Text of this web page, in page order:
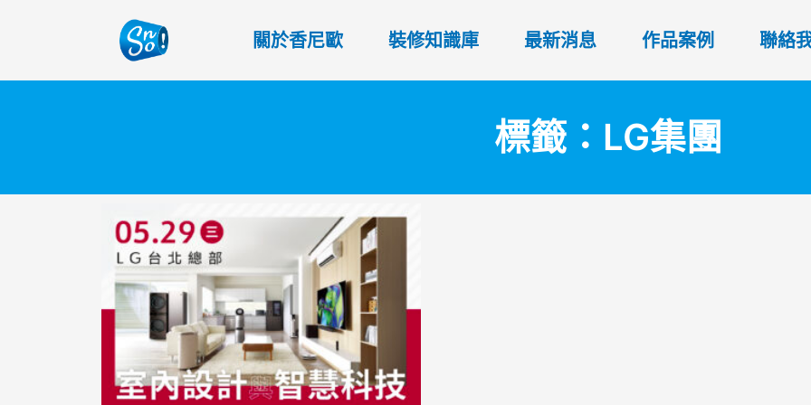
關於香尼歐 裝修知識庫 最新消息 作品案例 聯絡
標籤：LG集團